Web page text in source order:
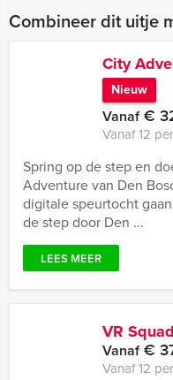
Combineer dit uitje
City
Nieuw
Vanaf€
Vanaf 12
Spring op de step en
Adventure van Den
digitale speurtocht
de step door Den ...
LEES MEER
VR
Vanaf€
Vanaf 12